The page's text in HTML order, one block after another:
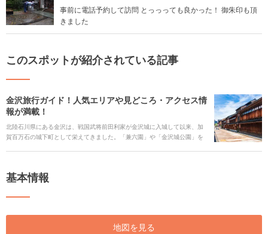
事前に電話予約して訪問 とっっっても良かった！ 御朱印も頂
きました
このスポットが紹介されている記事
金沢旅行ガイド！人気エリアや見どころ・アクセス情
報が満載！
北陸石川県にある金沢は、戦国武将前田利家が金沢城に入城して以来、加
賀百万石の城下町として栄えてきました。「兼六園」や「金沢城公園」を
旧の文化が様々なジャンルで楽しめる金沢の、人気の観光スポットやグル
す。
基本情報
地図を見る